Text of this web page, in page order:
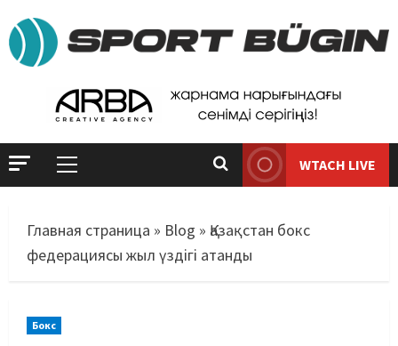
WTACH LIVE
Главная страница » Blog » Қазақстан бокс
федерациясы жыл үздігі атанды
Бокс